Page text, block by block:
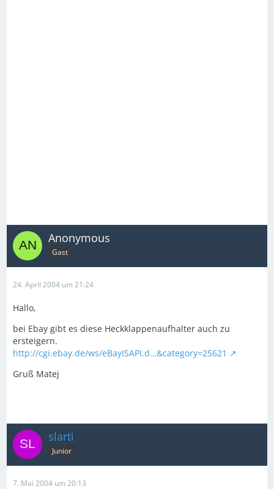
Anonymous
Gast
24. April 2004 um 21:24
Hallo,
bei Ebay gibt es diese Heckklappenaufhalter auch zu
ersteigern.
http://cgi.ebay.de/ws/eBayISAPI.d…&category=25621
Gruß Matej
slarti
Junior
7. Mai 2004 um 20:13